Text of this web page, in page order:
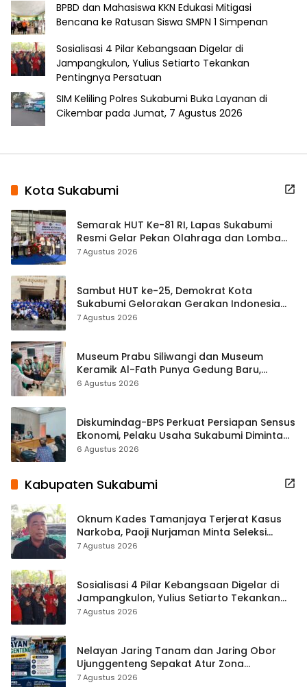
BPBD dan Mahasiswa KKN Edukasi Mitigasi
Bencana ke Ratusan Siswa SMPN 1 Simpenan
Sosialisasi 4 Pilar Kebangsaan Digelar di
Jampangkulon, Yulius Setiarto Tekankan
Pentingnya Persatuan
SIM Keliling Polres Sukabumi Buka Layanan di
Cikembar pada Jumat, 7 Agustus 2026
Kota Sukabumi
Semarak HUT Ke-81 RI, Lapas Sukabumi
Resmi Gelar Pekan Olahraga dan Lomba
Tradisional
7 Agustus 2026
Sambut HUT ke-25, Demokrat Kota
Sukabumi Gelorakan Gerakan Indonesia
ASRI Lewat Aksi Bersih Masjid Agung
7 Agustus 2026
Museum Prabu Siliwangi dan Museum
Keramik Al-Fath Punya Gedung Baru,
Hampir 500 Koleksi Dipisahkan
6 Agustus 2026
Diskumindag-BPS Perkuat Persiapan Sensus
Ekonomi, Pelaku Usaha Sukabumi Diminta
Terbuka Beri Data
6 Agustus 2026
Kabupaten Sukabumi
Oknum Kades Tamanjaya Terjerat Kasus
Narkoba, Paoji Nurjaman Minta Seleksi
Calon Kades Diperketat
7 Agustus 2026
Sosialisasi 4 Pilar Kebangsaan Digelar di
Jampangkulon, Yulius Setiarto Tekankan
Pentingnya Persatuan
7 Agustus 2026
Nelayan Jaring Tanam dan Jaring Obor
Ujunggenteng Sepakat Atur Zona
Penangkapan
7 Agustus 2026